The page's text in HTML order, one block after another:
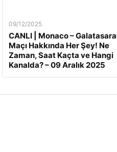
09/12/2025
CANLI | Monaco –
Maçı Hakkında Her Şey! Ne
Zaman, Saat Kaçta ve Hangi
Kanalda? – 09 Aralık 2025